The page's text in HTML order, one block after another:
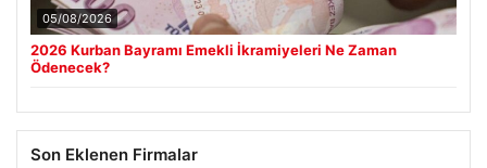
05/08/2026
2026 Kurban Bayramı Emekli İkramiyeleri Ne Zaman
Ödenecek?
Son Eklenen Firmalar